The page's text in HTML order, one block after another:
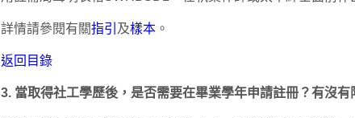
詳情請參閱有關指引 及樣本 。
返回目錄
3. 當取得社工學歷後，是否需要在畢業學年申請註冊？有沒有